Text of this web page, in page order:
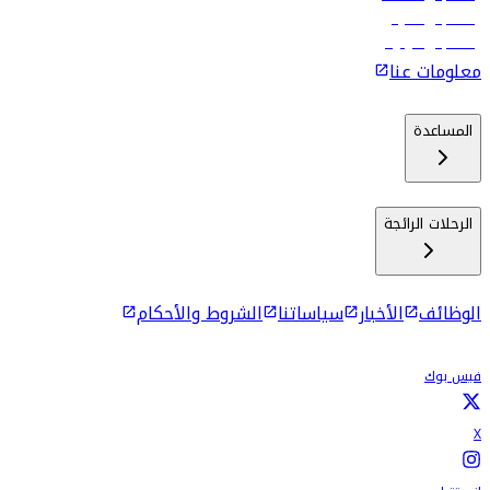
رحلات إلى ماليه
رحلات إلى كولومبو
معلومات عنا
المساعدة
الرحلات الرائجة
الوظائف الأخبار سياساتنا الشروط والأحكام
فيس بوك
X